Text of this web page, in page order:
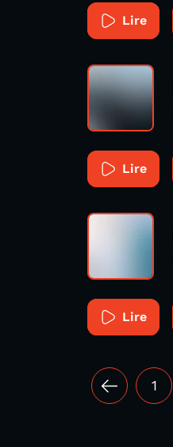
Lire
Lire
Lire
1